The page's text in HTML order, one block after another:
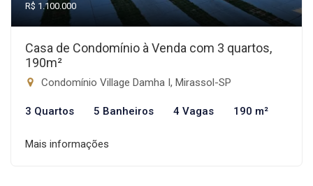
R$ 1.100.000
Casa de Condomínio à Venda com 3 quartos,
190m²
Condomínio Village Damha I, Mirassol-SP
3 Quartos 5 Banheiros 4 Vagas 190 m²
Mais informações